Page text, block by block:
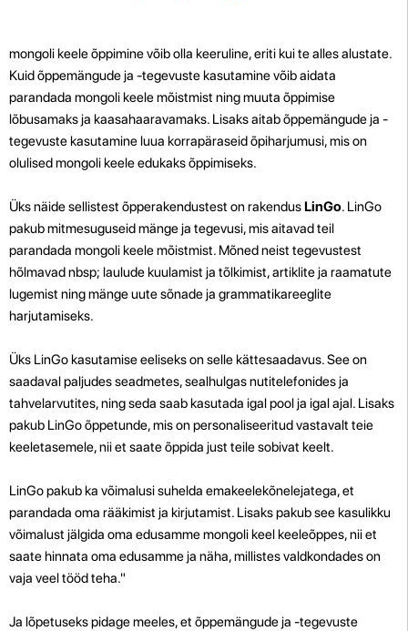
mongoli keele õppimine võib olla keeruline, eriti kui te alles alustate.
Kuid õppemängude ja -tegevuste kasutamine võib aidata
parandada mongoli keele mõistmist ning muuta õppimise
lõbusamaks ja kaasahaaravamaks. Lisaks aitab õppemängude ja -
tegevuste kasutamine luua korrapäraseid õpiharjumusi, mis on
olulised mongoli keele edukaks õppimiseks.
Üks näide sellistest õpperakendustest on rakendusLinGo. LinGo
pakub mitmesuguseid mänge ja tegevusi, mis aitavad teil
parandada mongoli keele mõistmist. Mõned neist tegevustest
hõlmavad nbsp; laulude kuulamist ja tõlkimist, artiklite ja raamatute
lugemist ning mänge uute sõnade ja grammatikareeglite
harjutamiseks.
Üks LinGo kasutamise eeliseks on selle kättesaadavus. See on
saadaval paljudes seadmetes, sealhulgas nutitelefonides ja
tahvelarvutites, ning seda saab kasutada igal pool ja igal ajal. Lisaks
pakub LinGo õppetunde, mis on personaliseeritud vastavalt teie
keeletasemele, nii et saate õppida just teile sobivat keelt.
LinGo pakub ka võimalusi suhelda emakeelekõnelejatega, et
parandada oma rääkimist ja kirjutamist. Lisaks pakub see kasulikku
võimalust jälgida oma edusamme mongoli keel keeleõppes, nii et
saate hinnata oma edusamme ja näha, millistes valdkondades on
vaja veel tööd teha."
Ja lõpetuseks pidage meeles, et õppemängude ja -tegevuste